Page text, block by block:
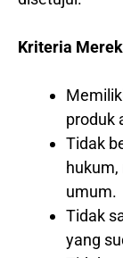
Kriteria
produk
Tidak
umum.
Tidak
yang